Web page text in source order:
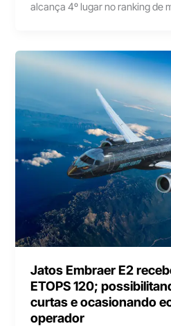
alcança 4º lugar no ranking de
Jatos Embraer E2
ETOPS 120;
curtas e ocasionando
operador